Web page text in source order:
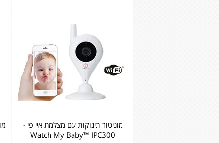
מוניטור תינוקות עם מצלמת איי פי -
Watch My Baby™ IPC300